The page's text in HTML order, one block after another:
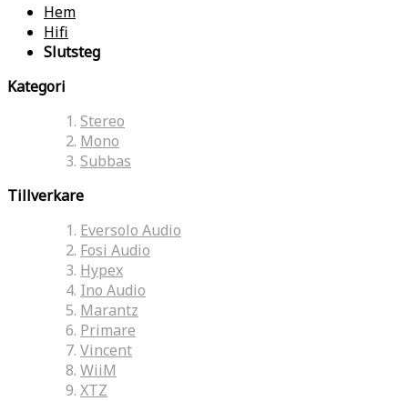
Hem
Hifi
Slutsteg
Kategori
Stereo
Mono
Subbas
Tillverkare
Eversolo Audio
Fosi Audio
Hypex
Ino Audio
Marantz
Primare
Vincent
WiiM
XTZ